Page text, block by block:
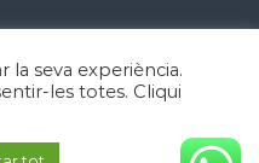
de Llobregat Todos los derechos
seva experiència.
les totes. Cliqui